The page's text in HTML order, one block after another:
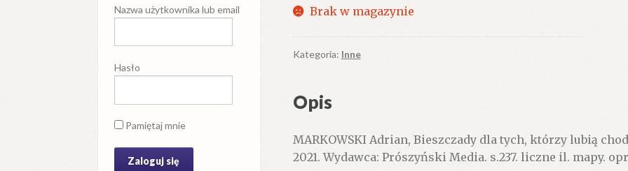
Brak w magazynie
Kategoria: Inne
Opis
MARKOWSKI Adrian, Bieszczady dla tych, którzy lubią
2021. Wydawca: Prószyński Media. s.237. liczne il. mapy.
Nazwa użytkownika lub email
Hasło
Pamiętaj mnie